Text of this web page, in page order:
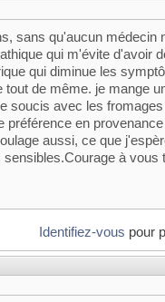
sans qu'aucun médecin
qui m'évite d'avoir
qui diminue les
de même. je mange
soucis avec les
préférence en
aussi, ce que
à vous
Identifiez-vous pour